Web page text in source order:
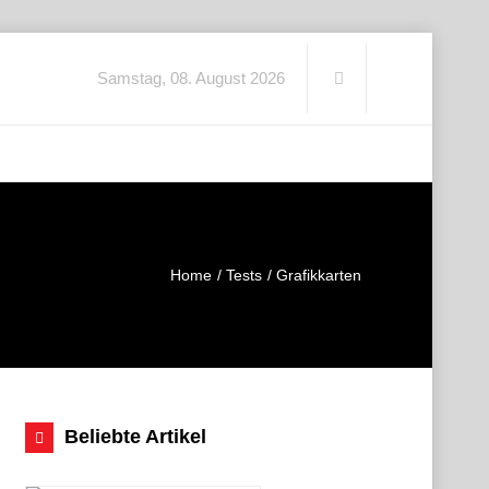
Samstag, 08. August 2026
Home Tests Grafikkarten
Beliebte Artikel